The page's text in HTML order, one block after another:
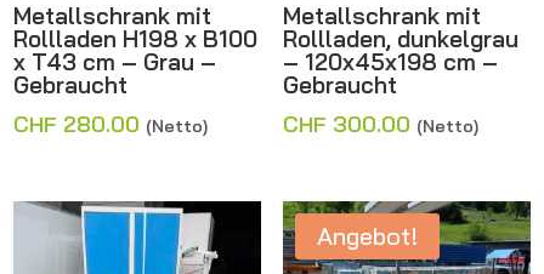
Metallschrank mit
Rollladen H198 x B100
x T43 cm – Grau –
Gebraucht
CHF 280.00 (Netto)
Metallschrank mit
Rollladen, dunkelgrau
– 120x45x198 cm –
Gebraucht
CHF 300.00 (Netto)
Angebot!